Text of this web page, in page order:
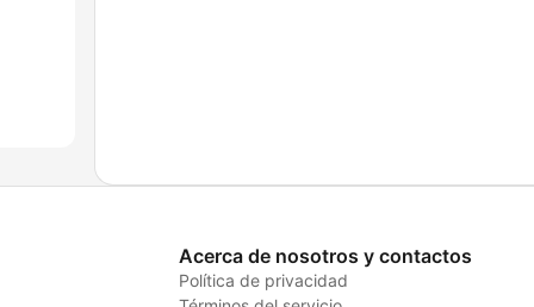
Acerca de nosotros y contactos
Política de privacidad